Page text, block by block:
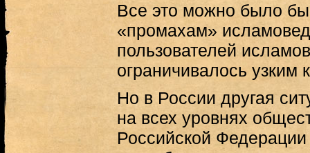
Все это можно было
«промахам»
пользователей
ограничивалось узким
Но в России другая
на всех уровнях
Российской